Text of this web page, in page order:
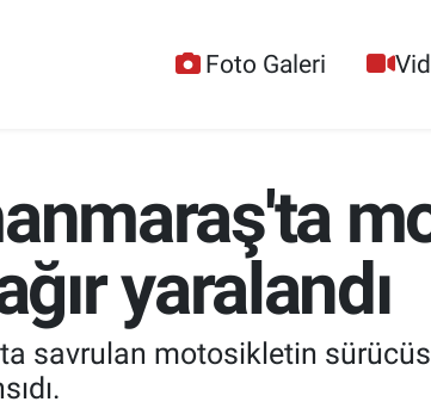
Foto Galeri
yaralandı
savrulan motosikletin